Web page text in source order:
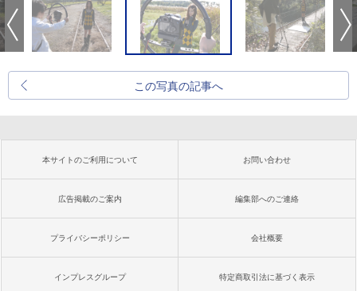
この写真の記事へ
本サイトのご利用について お問い合わせ
広告掲載のご案内 編集部へのご連絡
プライバシーポリシー 会社概要
インプレスグループ 特定商取引法に基づく表示